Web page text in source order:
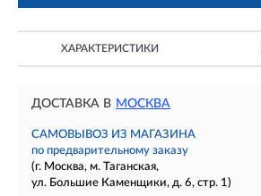
ХАРАКТЕРИСТИКИ
ДОСТАВКА В МОСКВА
САМОВЫВОЗ ИЗ МАГАЗИНА
по предварительному заказу
(г. Москва, м. Таганская,
ул. Большие Каменщики, д. 6, стр. 1)